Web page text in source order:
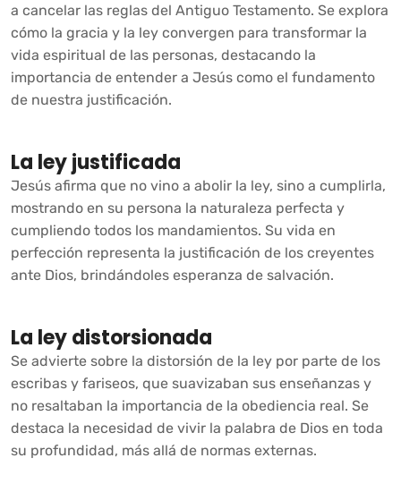
a cancelar las reglas del Antiguo Testamento. Se explora
cómo la gracia y la ley convergen para transformar la
vida espiritual de las personas, destacando la
importancia de entender a Jesús como el fundamento
de nuestra justificación.
La ley justificada
Jesús afirma que no vino a abolir la ley, sino a cumplirla,
mostrando en su persona la naturaleza perfecta y
cumpliendo todos los mandamientos. Su vida en
perfección representa la justificación de los creyentes
ante Dios, brindándoles esperanza de salvación.
La ley distorsionada
Se advierte sobre la distorsión de la ley por parte de los
escribas y fariseos, que suavizaban sus enseñanzas y
no resaltaban la importancia de la obediencia real. Se
destaca la necesidad de vivir la palabra de Dios en toda
su profundidad, más allá de normas externas.